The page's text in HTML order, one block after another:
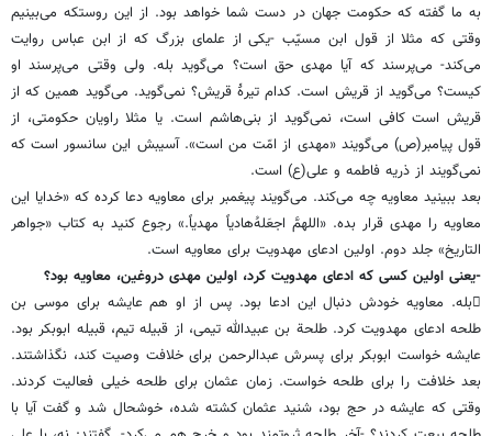
به ما گفته که حکومت جهان در دست شما خواهد بود. از این روستکه می‌بینیم
وقتی که مثلا از قول ابن مسیّب -یکی از علمای بزرگ که از ابن عباس روایت
می‌کند- می‌پرسند که آیا مهدی حق است؟ می‌گوید بله. ولی وقتی می‌پرسند او
کیست؟ می‌گوید از قریش است. کدام تیرۀ قریش؟ نمی‌گوید. می‌گوید همین که از
قریش است کافی است، نمی‌گوید از بنی‌هاشم است. یا مثلا راویان حکومتی، از
قول پیامبر(ص) می‌گویند «مهدی از امّت من است». آسیبش این سانسور است که
نمی‌گویند از ذریه فاطمه و علی(ع) است.
بعد ببینید معاویه چه می‌کند. می‌گویند پیغمبر برای معاویه دعا کرده که «خدایا این
معاویه را مهدی قرار بده. «اللهمَّ اجعَلهُ‌هادیاً مهدیاً.» رجوع کنید به کتاب «جواهر
التاریخ» جلد دوم. اولین ادعای مهدویت برای معاویه است.
-یعنی اولین کسی که ادعای مهدویت کرد، اولین مهدی دروغین، معاویه بود؟
بله. معاویه خودش دنبال این ادعا بود. پس از او هم عایشه برای موسی بن
طلحه ادعای مهدویت کرد. طلحة بن عبیدالله تیمی، از قبیله تیم، قبیله ابوبکر بود.
عایشه خواست ابوبکر برای پسرش عبدالرحمن برای خلافت وصیت کند، نگذاشتند.
بعد خلافت را برای طلحه خواست. زمان عثمان برای طلحه خیلی فعالیت کردند.
وقتی که عایشه در حج بود، شنید عثمان کشته شده، خوشحال شد و گفت آیا با